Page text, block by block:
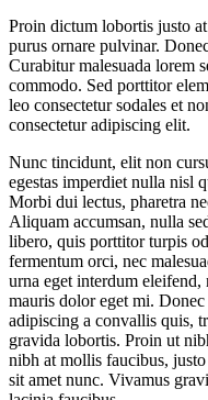
Proin dictum lobortis justo
purus ornare pulvinar.
Curabitur malesuada lorem
commodo. Sed porttitor
leo consectetur sodales et
consectetur adipiscing elit.
Nunc tincidunt, elit non
egestas imperdiet nulla nisl
Morbi dui lectus, pharetra
Aliquam accumsan, nulla
libero, quis porttitor turpis
fermentum orci, nec
urna eget interdum
mauris dolor eget mi.
adipiscing a convallis quis,
gravida lobortis. Proin ut
nibh at mollis faucibus,
sit amet nunc. Vivamus